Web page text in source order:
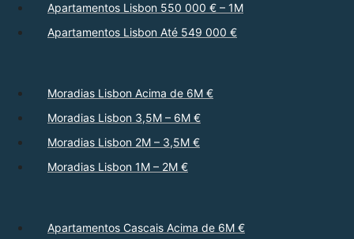
Apartamentos Lisbon 550 000 € – 1M
Apartamentos Lisbon Até 549 000 €
Moradias Lisbon Acima de 6M €
Moradias Lisbon 3,5M – 6M €
Moradias Lisbon 2M – 3,5M €
Moradias Lisbon 1M – 2M €
Apartamentos Cascais Acima de 6M €